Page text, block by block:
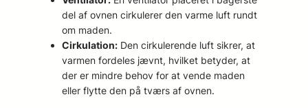
del af ovnen cirkulerer den varme luft rundt
om maden.
Cirkulation: Den cirkulerende luft sikrer, at
varmen fordeles jævnt, hvilket betyder, at
der er mindre behov for at vende maden
eller flytte den på tværs af ovnen.